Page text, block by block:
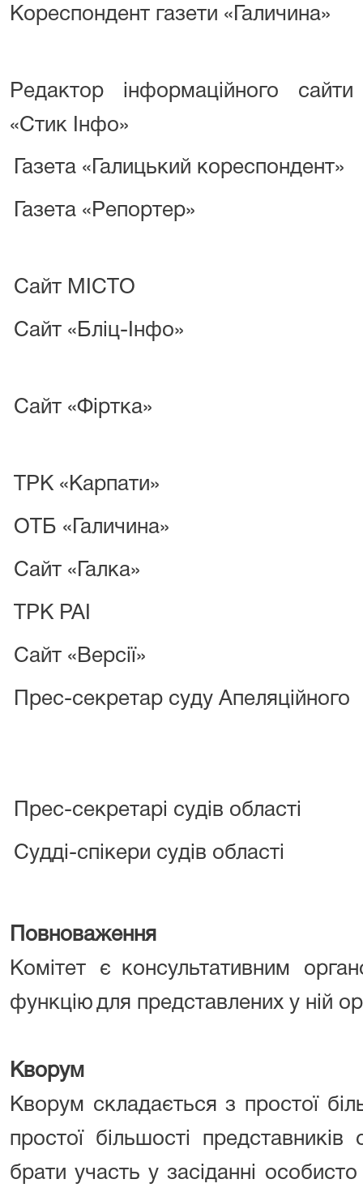
Кореспондент газети «Галичина»
Редактор інформаційного сайти
«Стик Інфо»
Газета «Галицький кореспондент»
Газета «Репортер»
Сайт МІСТО
Сайт «Бліц-Інфо»
Сайт «Фіртка»
ТРК «Карпати»
ОТБ «Галичина»
Сайт «Галка»
ТРК РАІ
Сайт «Версії»
Прес-секретар суду Апеляційного
Прес-секретарі судів області
Судді-спікери судів області
Повноваження
Комітет є
консультативним
функцію для представлених у ній
Кворум
Кворум складається з простої
простої більшості
брати участь у засіданні